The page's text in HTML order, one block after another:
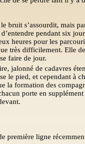
bruit s’assourdit, mais
pendant six
heures pour les
très difficilement. Elle
faire de jour.
jalonné de cadavres
le pied, et cependant
la formation des
porte en
ligne